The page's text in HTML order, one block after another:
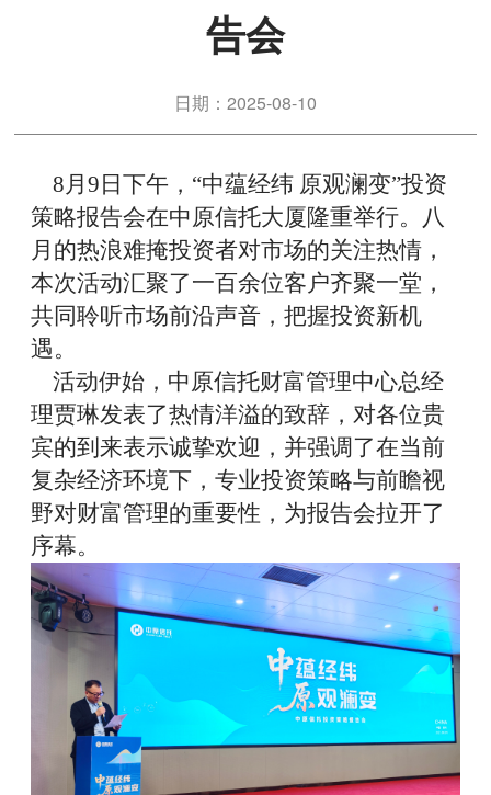
告会
日期：2025-08-10
8月9日下午，“中蕴经纬 原观澜变”投资
策略报告会在中原信托大厦隆重举行。八
月的热浪难掩投资者对市场的关注热情 ，
本次活动汇聚了一百余位客户齐聚一堂，
共同聆听市场前沿声音，把握投资新机
遇。
活动伊始，中原信托财富管理中心总经
理贾琳发表了热情洋溢的致辞，对各位贵
宾的到来表示诚挚欢迎，并强调了在当前
复杂经济环境下，专业投资策略与前瞻视
野对财富管理的重要性，为报告会拉开了
序幕。